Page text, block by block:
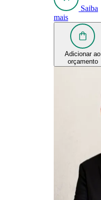
Saiba
mais
Adicionar ao
orçamento